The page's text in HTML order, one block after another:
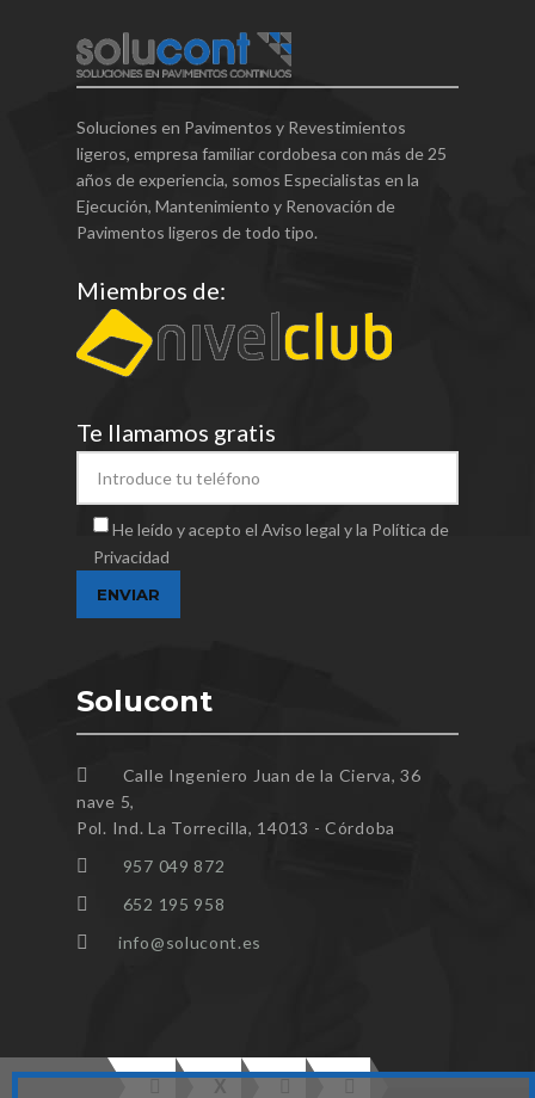
Soluciones en Pavimentos y Revestimientos
ligeros, empresa familiar cordobesa con más de 25
años de experiencia, somos Especialistas en la
Ejecución, Mantenimiento y Renovación de
Pavimentos ligeros de todo tipo.
Miembros de:
Te llamamos gratis
He leído y acepto el Aviso legal y la Política de
Privacidad
Solucont
Calle Ingeniero Juan de la Cierva, 36
nave 5,
Pol. Ind. La Torrecilla, 14013 - Córdoba
957 049 872
652 195 958
info@solucont.es